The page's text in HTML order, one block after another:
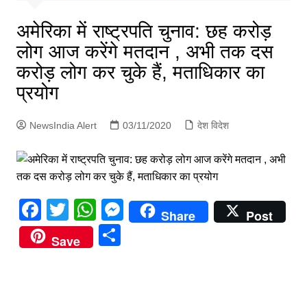
अमेरिका में राष्ट्रपति चुनाव: छह करोड़
लोग आज करेंगे मतदान , अभी तक दस
करोड़ लोग कर चुके हैं, मताधिकार का
प्रयोग
NewsIndia Alert 03/11/2020 देश विदेश
F
a
c
T
w
itt
W
h
at
M
e
Share
Post
Save
S